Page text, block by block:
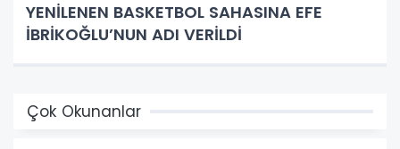
YENİLENEN BASKETBOL SAHASINA EFE
İBRİKOĞLU’NUN ADI VERİLDİ
Çok Okunanlar